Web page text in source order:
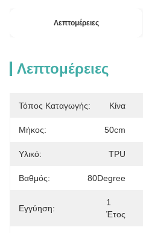
Λεπτομέρειες
Λεπτομέρειες
Τόπος Καταγωγής: Κίνα
Μήκος: 50cm
Υλικό: TPU
Βαθμός: 80Degree
Εγγύηση:
1
Έτος